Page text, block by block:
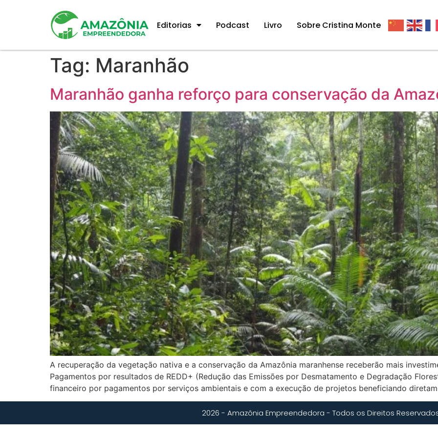
Editorias Podcast Livro Sobre Cristina Monte
Tag: Maranhão
Maranhão ganha reforço para conservação da
A recuperação da vegetação nativa e a conservação da Amazônia maranhense receberão mais
Pagamentos por resultados de REDD+ (Redução das Emissões por Desmatamento e Degradação
financeiro por pagamentos por serviços ambientais e com a execução de projetos beneficiando
2026 - Amazônia Empreendedora - Todos os Direitos